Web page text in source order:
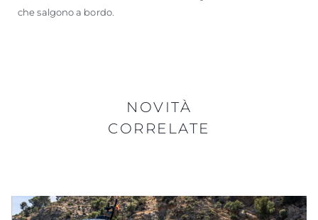
che salgono a bordo.
NOVITÀ
CORRELATE